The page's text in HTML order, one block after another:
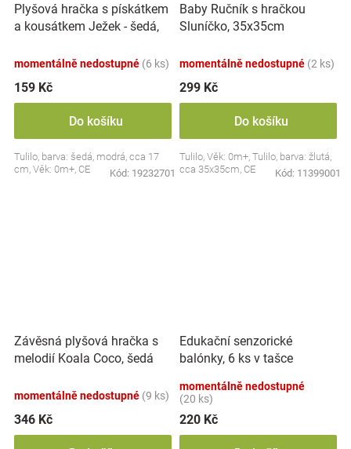
Plyšová hračka s pískátkem
a kousátkem Ježek - šedá,
momentálně nedostupné (6 ks)
159 Kč
Do košíku
Tulilo, barva: šedá, modrá, cca 17
cm, Věk: 0m+, CE
Kód: 19232701
Baby Ručník s hračkou
Sluníčko, 35x35cm
momentálně nedostupné (2 ks)
299 Kč
Do košíku
Tulilo, Věk: 0m+, Tulilo, barva: žlutá,
cca 35x35cm, CE
Kód: 11399001
Závěsná plyšová hračka s
melodií Koala Coco, šedá
momentálně nedostupné (9 ks)
346 Kč
Edukační senzorické
balónky, 6 ks v tašce
momentálně nedostupné
(20 ks)
220 Kč